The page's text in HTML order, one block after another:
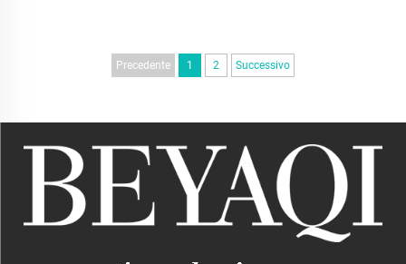
Precedente 1 2 Successivo